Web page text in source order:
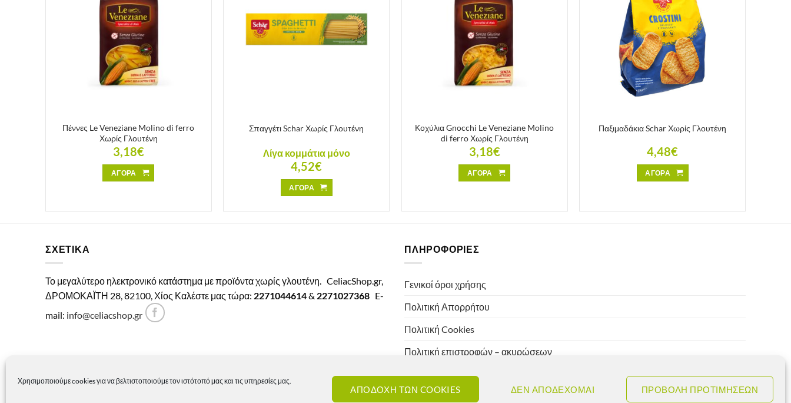
Χρησιμοποιούμε cookies για να βελτιστοποιούμε τον ιστότοπό μας και τις υπηρεσίες μας.
ΑΠΟΔΟΧΗ ΤΩΝ COOKIES ΔΕΝ ΑΠΟΔΕΧΟΜΑΙ ΠΡΟΒΟΛΗ ΠΡΟΤΙΜΗΣΕΩΝ
Πέννες Le Veneziane Molino di ferro
Χωρίς Γλουτένη
3,18€
ΑΓΟΡΑ
Σπαγγέτι Schar Χωρίς Γλουτένη
Λίγα κομμάτια μόνο
4,52€
ΑΓΟΡΑ
Κοχύλια Gnocchi Le Veneziane Molino
di ferro Χωρίς Γλουτένη
3,18€
ΑΓΟΡΑ
Παξιμαδάκια Schar Χωρίς Γλουτένη
4,48€
ΑΓΟΡΑ
ΣΧΕΤΙΚΑ
Το μεγαλύτερο ηλεκτρονικό κατάστημα με προϊόντα χωρίς γλουτένη. CeliacShop.gr,
ΔΡΟΜΟΚΑΪΤΗ 28, 82100, Χίος Καλέστε μας τώρα: 2271044614& 2271027368 E-
mail: info@celiacshop.gr
ΠΛΗΡΟΦΟΡΙΕΣ
Γενικοί όροι χρήσης
Πολιτική Απορρήτου
Πολιτική Cookies
Πολιτική επιστροφών – ακυρώσεων
Πολιτική αποστολών
Πολιτική τιμών